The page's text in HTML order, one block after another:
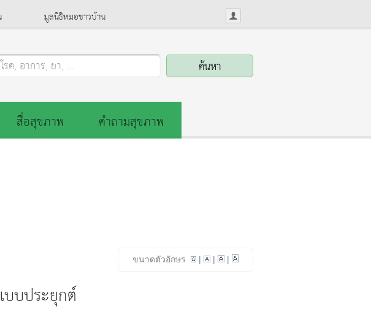
มูลนิธิหมอชาวบ้าน
ค, อาการ, ยา, ...
สื่อสุขภาพ
คำถามสุขภาพ
ขนาดตัวอักษร | | |
บประยุกต์